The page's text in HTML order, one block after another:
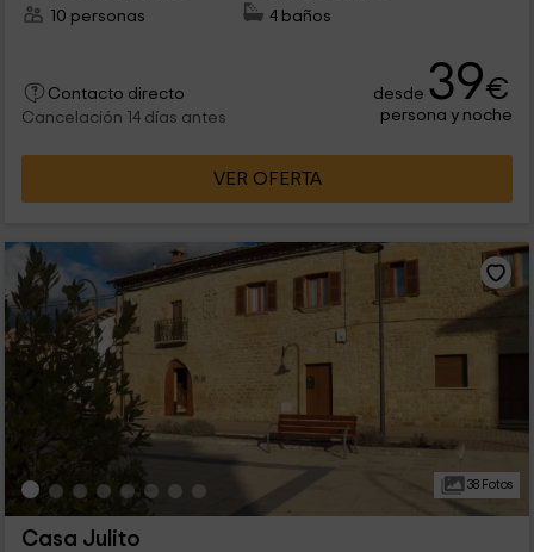
10 personas
4 baños
Contacto directo
Cancelación 14 días antes
desde 39€
persona y noche
VER OFERTA
38 Fotos
Casa Julito